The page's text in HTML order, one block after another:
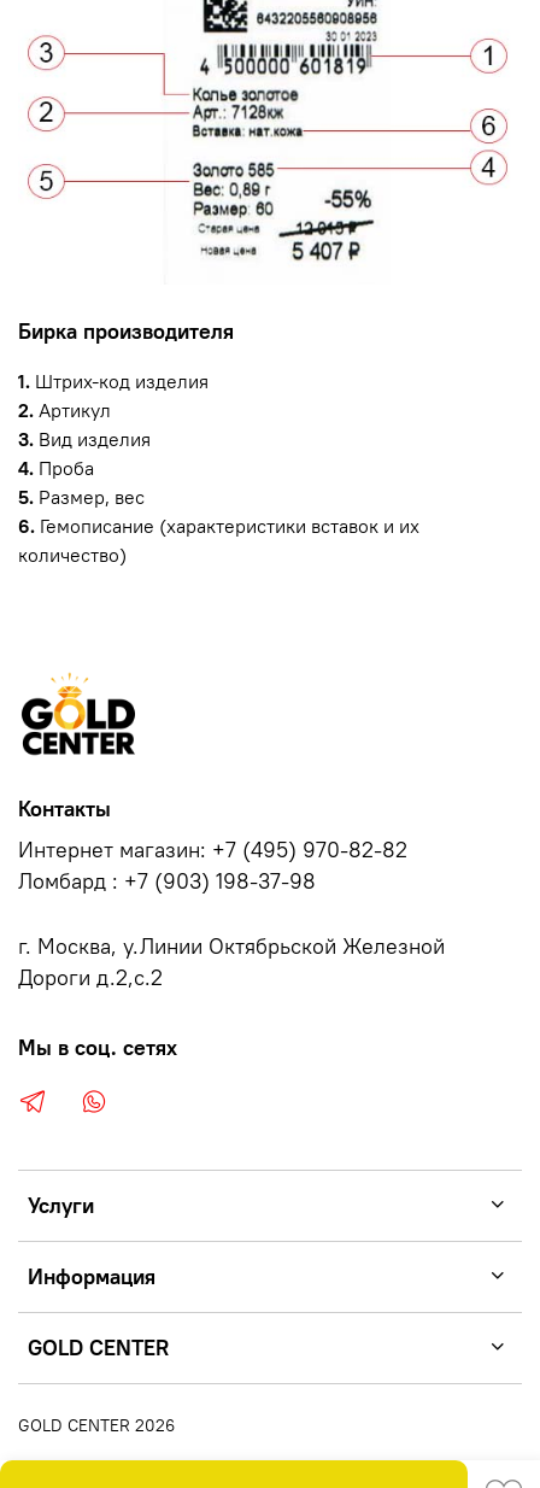
Бирка производителя
1. Штрих-код изделия
2. Артикул
3. Вид изделия
4. Проба
5. Размер, вес
6. Гемописание (характеристики вставок и их
количество)
Услуги
Информация
GOLD CENTER
Контакты
Интернет магазин: +7 (495) 970-82-82
Ломбард : +7 (903) 198-37-98
г. Москва, у.Линии Октябрьской Железной
Дороги д.2,с.2
Мы в соц. сетях
GOLD CENTER 2026